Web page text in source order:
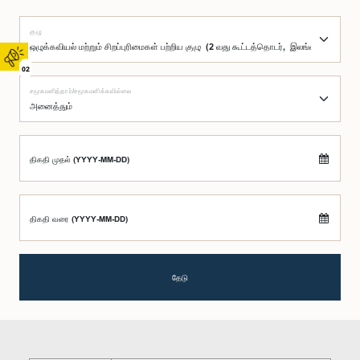
02
குழு
சமூகமளித்தார்/சமூகமளிக்கவில்லை
திகதி முதல் (YYYY-MM-DD)
திகதி வரை (YYYY-MM-DD)
தேடு